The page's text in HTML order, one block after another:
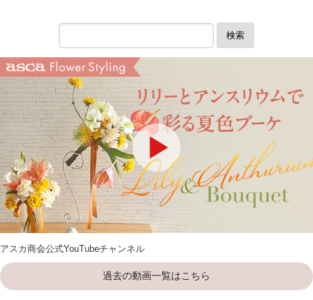
検索
アスカ商会公式YouTubeチャンネル
過去の動画一覧はこちら